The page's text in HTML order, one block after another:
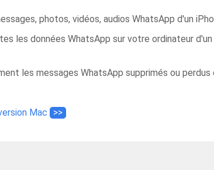
photos, vidéos, audios WhatsApp d'un
les données WhatsApp sur votre ordinateur
les messages WhatsApp supprimés ou
Mac >>